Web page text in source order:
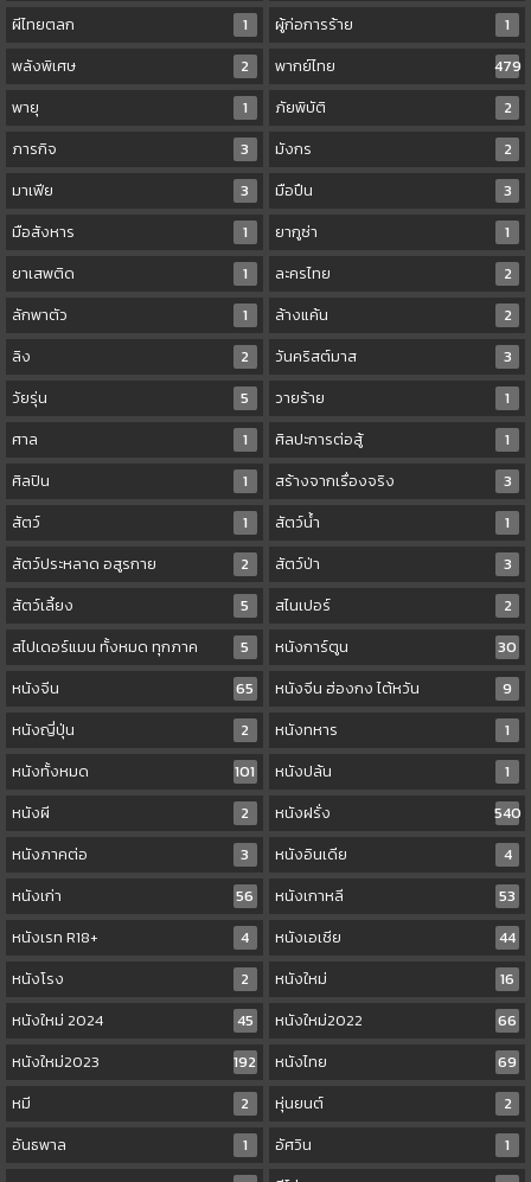
ผีไทยตลก
1 ผู้ก่อการร้าย
1
พลังพิเศษ
2 พากย์ไทย
479
พายุ
1 ภัยพิบัติ
2
ภารกิจ
3 มังกร
2
มาเฟีย
3 มือปืน
3
มือสังหาร
1 ยากูซ่า
1
ยาเสพติด
1 ละครไทย
2
ลักพาตัว
1 ล้างแค้น
2
ลิง
2 วันคริสต์มาส
3
วัยรุ่น
5 วายร้าย
1
ศาล
1 ศิลปะการต่อสู้
1
ศิลปิน
1 สร้างจากเรื่องจริง
3
สัตว์
1 สัตว์น้ำ
1
สัตว์ประหลาด อสูรกาย
2 สัตว์ป่า
3
สัตว์เลี้ยง
5 สไนเปอร์
2
สไปเดอร์แมน ทั้งหมด ทุกภาค
5 หนังการ์ตูน
30
หนังจีน
65 หนังจีน ฮ่องกง ไต้หวัน
9
หนังญี่ปุ่น
2 หนังทหาร
1
หนังทั้งหมด
101 หนังปล้น
1
หนังผี
2 หนังฝรั่ง
540
หนังภาคต่อ
3 หนังอินเดีย
4
หนังเก่า
56 หนังเกาหลี
53
หนังเรท R18+
4 หนังเอเชีย
44
หนังโรง
2 หนังใหม่
16
หนังใหม่ 2024
45 หนังใหม่2022
66
หนังใหม่2023
192 หนังไทย
69
หมี
2 หุ่นยนต์
2
อันธพาล
1 อัศวิน
1